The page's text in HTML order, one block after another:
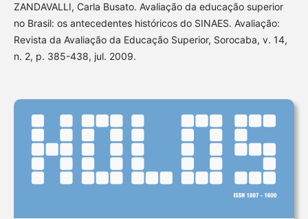
ZANDAVALLI, Carla Busato. Avaliação da educação superior
no Brasil: os antecedentes históricos do SINAES. Avaliação:
Revista da Avaliação da Educação Superior, Sorocaba, v. 14,
n. 2, p. 385-438, jul. 2009.